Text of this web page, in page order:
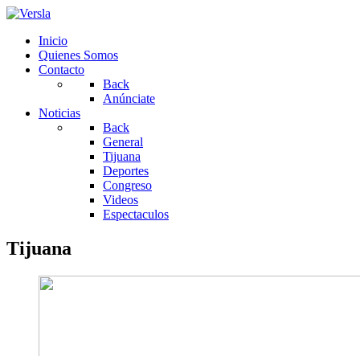
Inicio
Quienes Somos
Contacto
Back
Anúnciate
Noticias
Back
General
Tijuana
Deportes
Congreso
Videos
Espectaculos
Tijuana